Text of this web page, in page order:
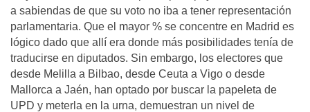
a sabiendas de que su voto no iba a tener representación
parlamentaria. Que el mayor % se concentre en Madrid es
lógico dado que allí era donde más posibilidades tenía de
traducirse en diputados. Sin embargo, los electores que
desde Melilla a Bilbao, desde Ceuta a Vigo o desde
Mallorca a Jaén, han optado por buscar la papeleta de
UPD y meterla en la urna, demuestran un nivel de